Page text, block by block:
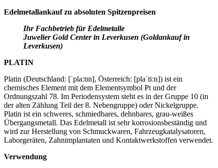
Edelmetallankauf zu absoluten Spitzenpreisen
Ihr Fachbetrieb für Edelmetalle
Juwelier Gold Center in Leverkusen (Goldankauf in
Leverkusen)
PLATIN
Platin (Deutschland: [ˈplaːtɪn], Österreich: [plaˈtiːn]) ist ein
chemisches Element mit dem Elementsymbol Pt und der
Ordnungszahl 78. Im Periodensystem steht es in der Gruppe 10 (in
der alten Zählung Teil der 8. Nebengruppe) oder Nickelgruppe.
Platin ist ein schweres, schmiedbares, dehnbares, grau-weißes
Übergangsmetall. Das Edelmetall ist sehr korrosionsbeständig und
wird zur Herstellung von Schmuckwaren, Fahrzeugkatalysatoren,
Laborgeräten, Zahnimplantaten und Kontaktwerkstoffen verwendet.
Verwendung